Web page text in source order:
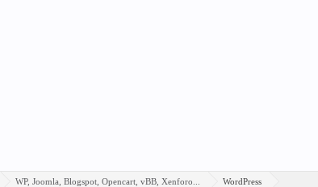
WP, Joomla, Blogspot, Opencart, vBB, Xenforo... WordPress